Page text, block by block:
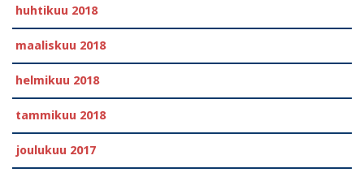
huhtikuu 2018
maaliskuu 2018
helmikuu 2018
tammikuu 2018
joulukuu 2017